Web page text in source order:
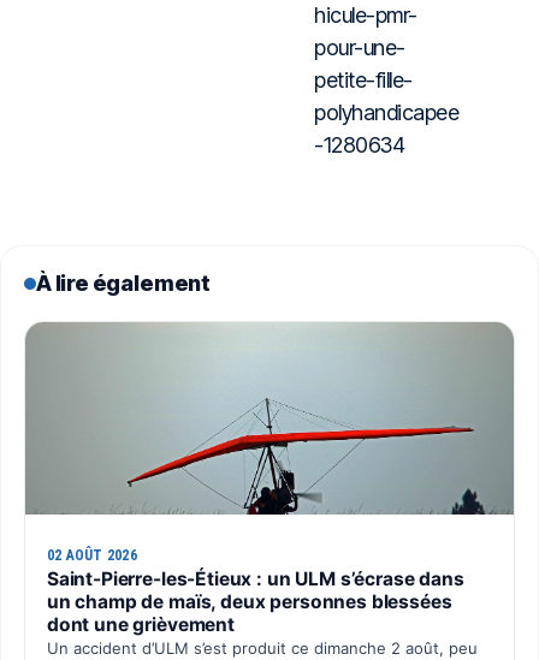
hicule-pmr-
pour-une-
petite-fille-
polyhandicapee
-1280634
À lire également
02 AOÛT 2026
Saint-Pierre-les-Étieux : un ULM s’écrase dans
un champ de maïs, deux personnes blessées
dont une grièvement
Un accident d’ULM s’est produit ce dimanche 2 août, peu